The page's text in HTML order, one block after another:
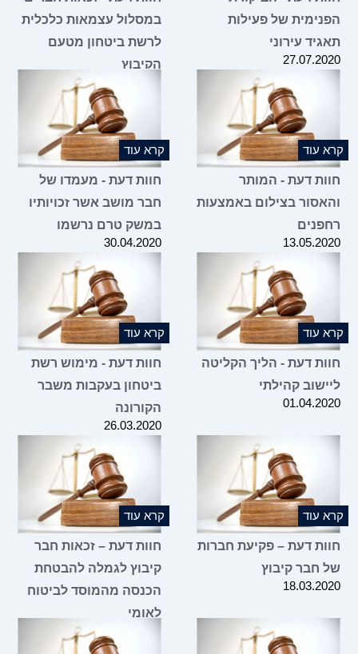
הפנימית של פעילות
תאגיד עירוני
27.07.2020
במסלול עצמאות כלכלית
לרשת ביטחון מטעם
הקיבוץ
קרא עוד
חוות דעת - המותר
והאסור בצילום באמצעות
רחפנים
13.05.2020
קרא עוד
חוות דעת - מעמדו של
חבר מושב אשר זכויותיו
במשק טרם נרשמו
30.04.2020
קרא עוד
חוות דעת - הליך הקליטה
ליישוב קהילתי
01.04.2020
קרא עוד
חוות דעת - מימוש רשת
ביטחון בעקבות משבר
הקורונה
26.03.2020
קרא עוד
חוות דעת – פקיעת חברות
של חבר קיבוץ
18.03.2020
קרא עוד
חוות דעת – זכאות חבר
קיבוץ לגמלה להבטחת
הכנסה מהמוסד לביטוח
לאומי